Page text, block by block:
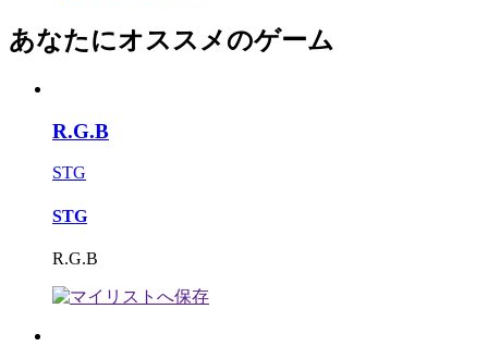
あなたにオススメのゲーム
R.G.B
STG
STG
R.G.B